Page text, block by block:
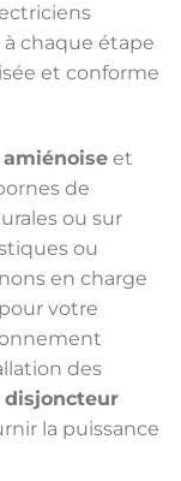
chaque étape
et conforme
et
de
ou sur
ou
en charge
votre
des
disjoncteur
la puissance